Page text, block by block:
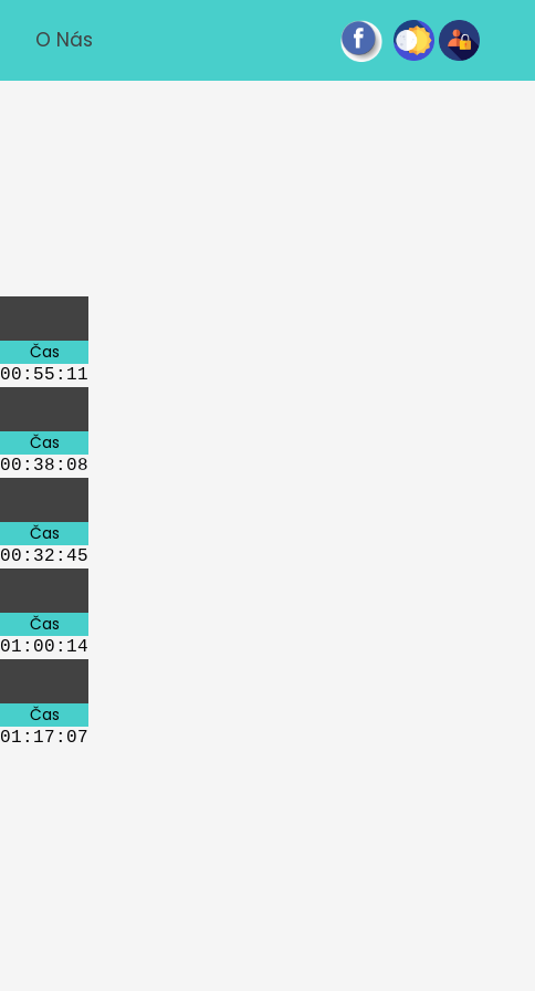
O Nás
Čas
00:55:11
Čas
00:38:08
Čas
00:32:45
Čas
01:00:14
Čas
01:17:07